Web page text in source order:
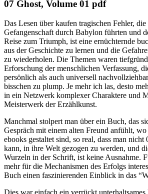
07 Ghost, Volume 01 pdf
Das Lesen über kaufen tragischen Fehler, die
Gefangenschaft durch Babylon führten und
Reise zum Triumph, ist eine ernüchternde
aus der Geschichte zu lernen und die
zu wiederholen. Die Themen waren
Erforschung der menschlichen Verfassung,
persönlich als auch universell
bisschen zu plump. Je mehr ich las, desto
in ein Netzwerk komplexer Charaktere und
Meisterwerk der Erzählkunst.
Manchmal stolpert man über ein Buch, das
Gespräch mit einem alten Freund anfühlt,
ebooks gestaltet sind, so real, dass man nicht
kann, in ihre Welt gezogen zu werden, und
Wurzeln in der Schrift, ist keine Ausnahme.
mehr für die Mechanismen des Erfolgs
Buch einen faszinierenden Einblick in das
Dies war einfach ein verrückt